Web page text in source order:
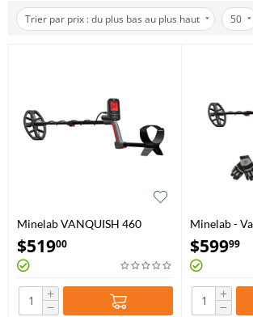
Trier par prix : du plus bas au plus haut 50
Minelab VANQUISH 460
$51900
+
−
Minelab -
d'Aventure
$59999
+
−